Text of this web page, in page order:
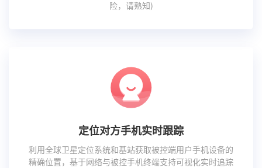
险，请熟知)
定位对方手机实时跟踪
利用全球卫星定位系统和基站获取被控端用户手机设备的
精确位置，基于网络与被控手机终端支持可视化实时追踪